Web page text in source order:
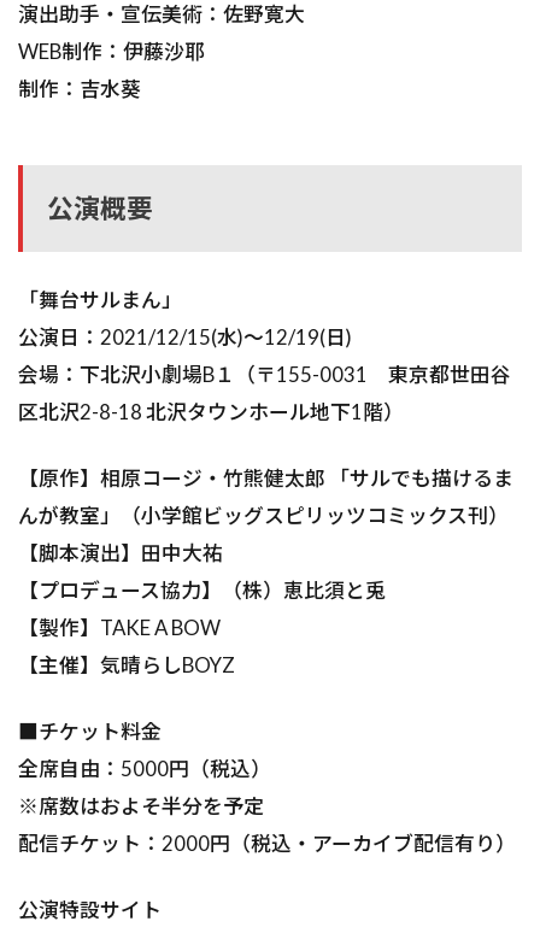
演出助手・宣伝美術：佐野寛大
WEB制作：伊藤沙耶
制作：吉水葵
公演概要
「舞台サルまん」
公演日：2021/12/15(水)～12/19(日)
会場：下北沢小劇場B１（〒155-0031 東京都世田谷
区北沢2-8-18 北沢タウンホール地下1階）
【原作】相原コージ・竹熊健太郎 「サルでも描けるま
んが教室」（小学館ビッグスピリッツコミックス刊）
【脚本演出】田中大祐
【プロデュース協力】（株）恵比須と兎
【製作】TAKE A BOW
【主催】気晴らしBOYZ
■チケット料金
全席自由：5000円（税込）
※席数はおよそ半分を予定
配信チケット：2000円（税込・アーカイブ配信有り）
公演特設サイト